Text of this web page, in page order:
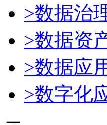
>数据治
>数据资
>数据应
>数字化